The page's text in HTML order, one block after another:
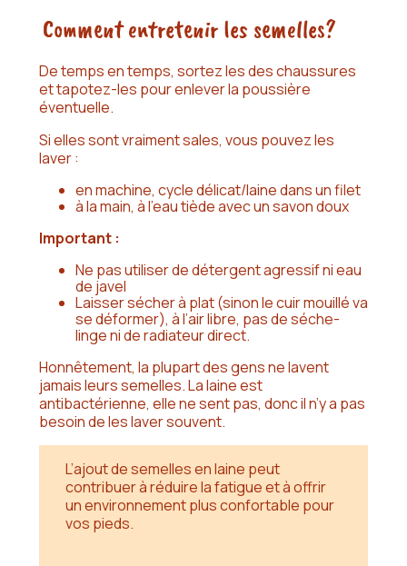
Comment entretenir les semelles?
De temps en temps, sortez les des chaussures
et tapotez-les pour enlever la poussière
éventuelle.
Si elles sont vraiment sales, vous pouvez les
laver :
en machine, cycle délicat/laine dans un filet
à la main, à l’eau tiède avec un savon doux
Important :
Ne pas utiliser de détergent agressif ni eau
de javel
Laissersécher à plat(sinon le cuir mouillé va
se déformer), à l’air libre, pas de séche-
linge ni de radiateur direct.
Honnêtement, la plupart des gens ne lavent
jamais leurs semelles. La laine est
antibactérienne, elle ne sent pas, donc il n’y a pas
besoin de les laver souvent.
L’ajout de semelles en laine peut
contribuer à réduire la fatigue et à offrir
un environnement plus confortable pour
vos pieds.